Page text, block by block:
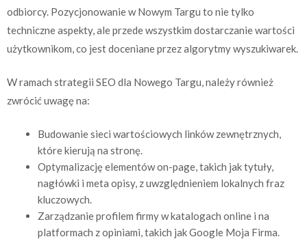
odbiorcy. Pozycjonowanie w Nowym Targu to nie tylko
techniczne aspekty, ale przede wszystkim dostarczanie wartości
użytkownikom, co jest doceniane przez algorytmy wyszukiwarek.
W ramach strategii SEO dla Nowego Targu, należy również
zwrócić uwagę na:
Budowanie sieci wartościowych linków zewnętrznych,
które kierują na stronę.
Optymalizację elementów on-page, takich jak tytuły,
nagłówki i meta opisy, z uwzględnieniem lokalnych fraz
kluczowych.
Zarządzanie profilem firmy w katalogach online i na
platformach z opiniami, takich jak Google Moja Firma.